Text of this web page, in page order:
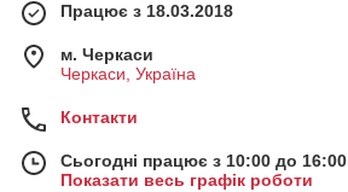
Працює з 18.03.2018
м. Черкаси
Черкаси, Україна
Контакти
Сьогодні працює з 10:00 до 16:00
Показати весь графік роботи